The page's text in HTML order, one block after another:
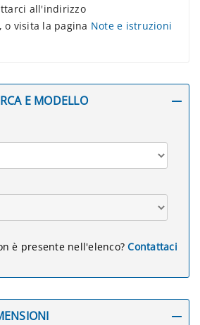
all'indirizzo
, o visita la pagina Note e istruzioni
E MODELLO
è presente nell'elenco?Contattaci